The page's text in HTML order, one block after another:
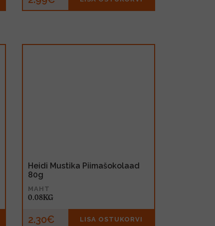
Heidi Mustika Piimašokolaad
80g
MAHT
0.08KG
2.30€ LISA OSTUKORVI